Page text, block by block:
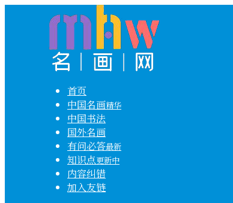
首页
中国名画精华
中国书法
国外名画
有问必答最新
知识点更新中
内容纠错
加入友链